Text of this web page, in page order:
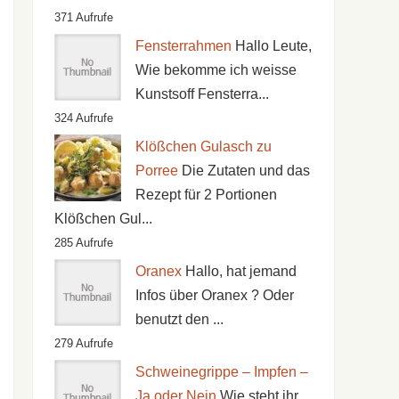
371 Aufrufe
Fensterrahmen Hallo Leute,
Wie bekomme ich weisse
Kunstsoff Fensterra...
324 Aufrufe
Klößchen Gulasch zu
Porree Die Zutaten und das
Rezept für 2 Portionen
Klößchen Gul...
285 Aufrufe
Oranex Hallo, hat jemand
Infos über Oranex ? Oder
benutzt den ...
279 Aufrufe
Schweinegrippe – Impfen –
Ja oder Nein Wie steht ihr